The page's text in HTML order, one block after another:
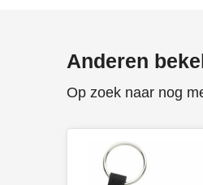
Anderen
Op zoek naar nog